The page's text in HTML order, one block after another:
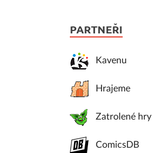
PARTNEŘI
Kavenu
Hrajeme
Zatrolené hry
ComicsDB